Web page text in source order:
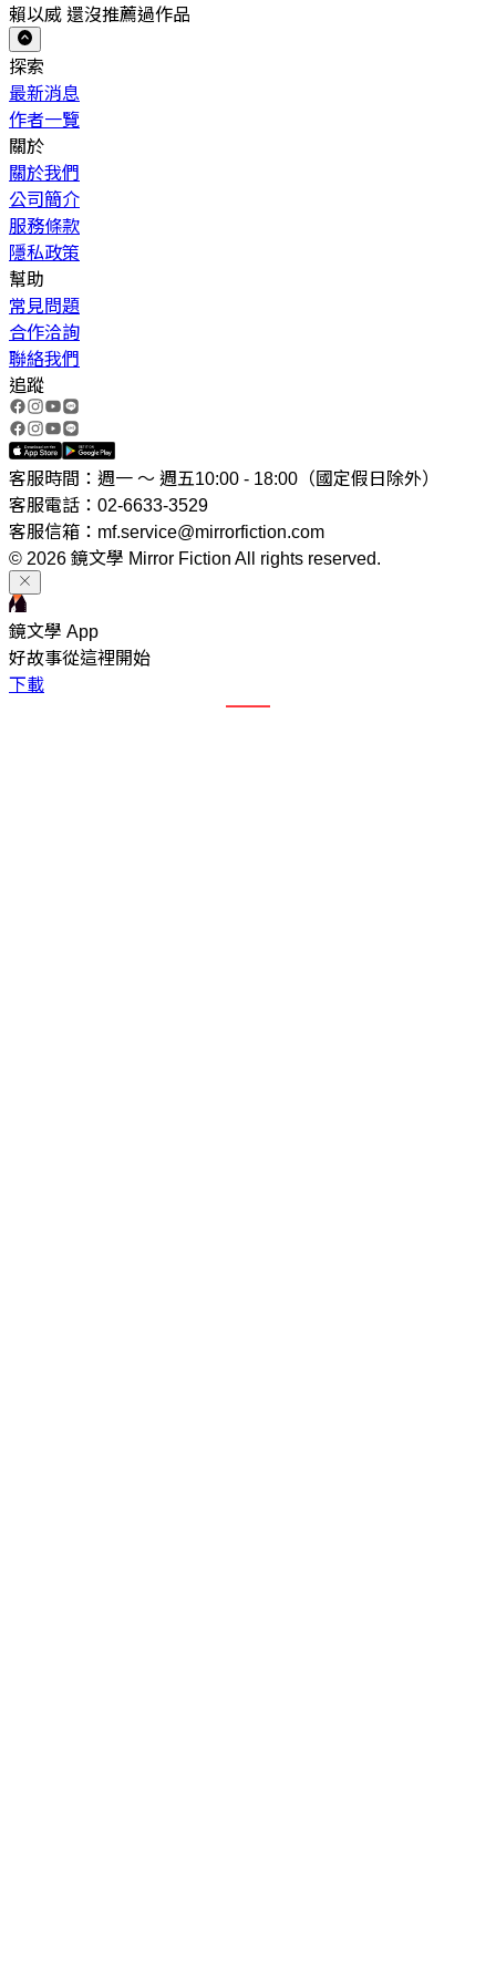
賴以威 還沒推薦過作品
探索
最新消息
作者一覽
關於
關於我們
公司簡介
服務條款
隱私政策
幫助
常見問題
合作洽詢
聯絡我們
追蹤
客服時間：週一 ～ 週五10:00 - 18:00（國定假日除外）
客服電話：02-6633-3529
客服信箱：mf.service@mirrorfiction.com
© 2026 鏡文學 Mirror Fiction All rights reserved.
鏡文學 App
好故事從這裡開始
下載